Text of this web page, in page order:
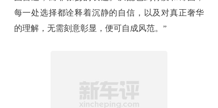
每一处选择都诠释着沉静的自信，以及对真正奢华
的理解，无需刻意彰显，便可自成风范。”